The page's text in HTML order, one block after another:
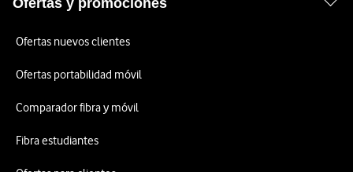
Ofertas y promociones
Ofertas nuevos clientes
Ofertas portabilidad móvil
Comparador fibra y móvil
Fibra estudiantes